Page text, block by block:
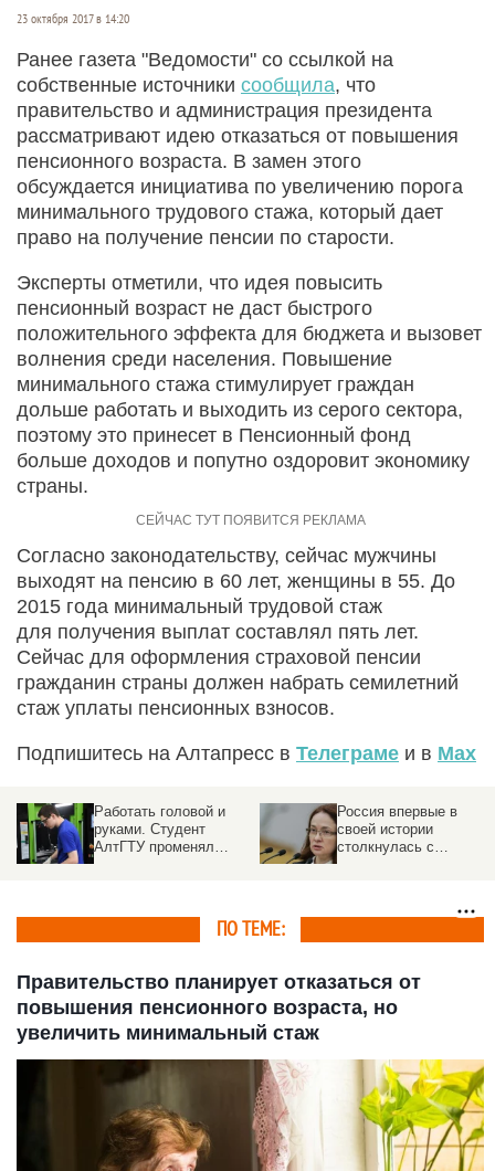
23 октября 2017 в 14:20
Ранее газета "Ведомости" со ссылкой на
собственные источники сообщила, что
правительство и администрация президента
рассматривают идею отказаться от повышения
пенсионного возраста. В замен этого
обсуждается инициатива по увеличению порога
минимального трудового стажа, который дает
право на получение пенсии по старости.
Эксперты отметили, что идея повысить
пенсионный возраст не даст быстрого
положительного эффекта для бюджета и вызовет
волнения среди населения. Повышение
минимального стажа стимулирует граждан
дольше работать и выходить из серого сектора,
поэтому это принесет в Пенсионный фонд
больше доходов и попутно оздоровит экономику
страны.
Согласно законодательству, сейчас мужчины
выходят на пенсию в 60 лет, женщины в 55. До
2015 года минимальный трудовой стаж
для получения выплат составлял пять лет.
Сейчас для оформления страховой пенсии
гражданин страны должен набрать семилетний
стаж уплаты пенсионных взносов.
Подпишитесь на Алтапресс в Телеграме и в Max
Работать головой и
руками. Студент
АлтГТУ променял
Россия впервые в
своей истории
столкнулась с
ПО ТЕМЕ:
Правительство планирует отказаться от
повышения пенсионного возраста, но
увеличить минимальный стаж